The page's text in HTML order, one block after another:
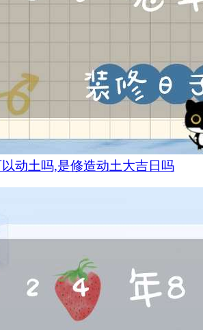
动土吗,是修造动土大吉日吗